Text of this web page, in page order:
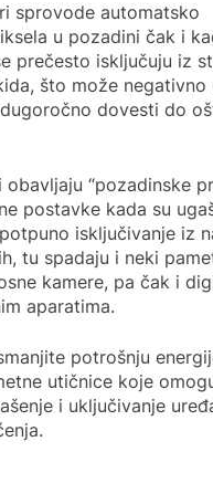
sprovode automatsko
u pozadini čak i
prečesto isključuju iz
što može negativno
dovesti do
“pozadinske
postavke kada su
isključivanje iz
tu spadaju i neki
kamere, pa čak i
aparatima.
potrošnju
utičnice koje
i uključivanje